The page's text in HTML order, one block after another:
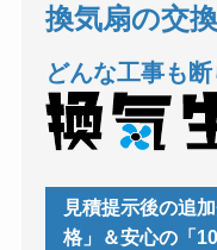
換気扇の交
どんな工事も
見積提示後の追
格」＆安心の「10